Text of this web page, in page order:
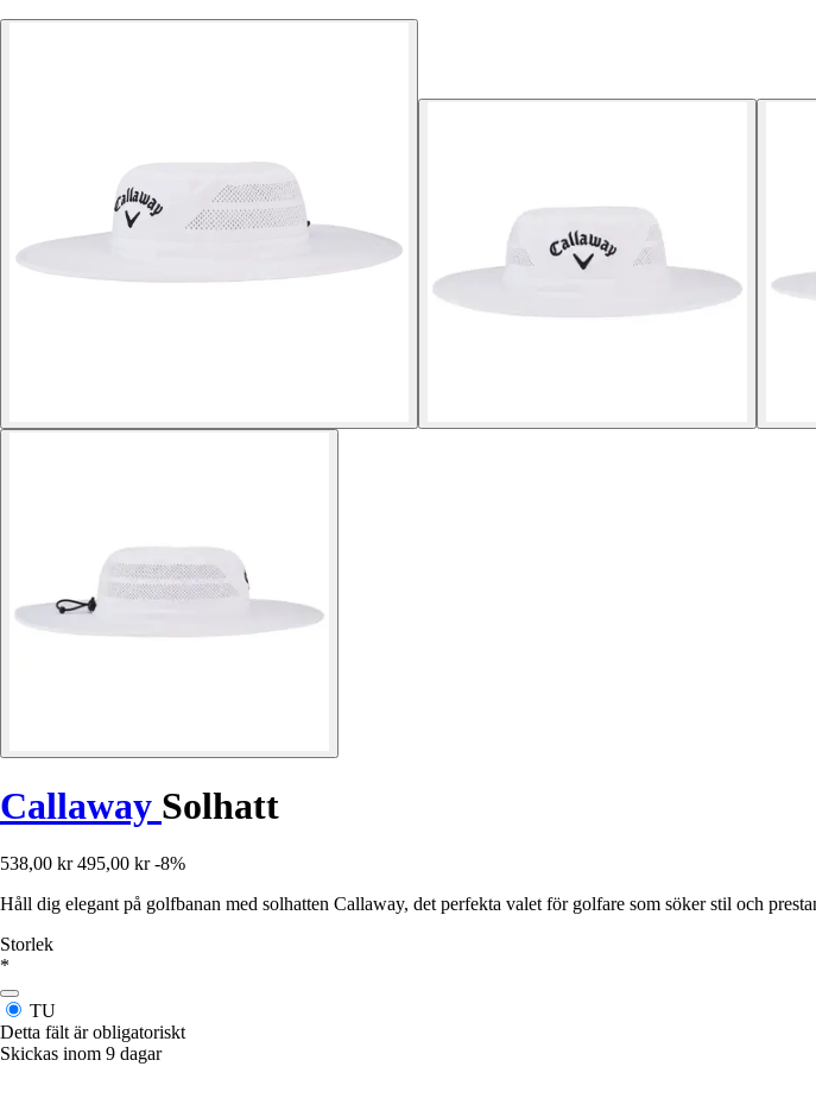
Callaway Solhatt
538,00 kr 495,00 kr -8%
Håll dig elegant på golfbanan med solhatten Callaway, det perfekta valet för golfare som söker stil och
Storlek
*
TU
Detta fält är obligatoriskt
Skickas inom 9 dagar